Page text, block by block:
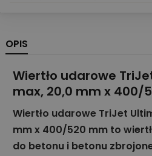
OPIS
Wiertło udarowe
max, 20,0 mm x 400/
Wiertło udarowe TriJet
mm x 400/520 mm to
do betonu i betonu